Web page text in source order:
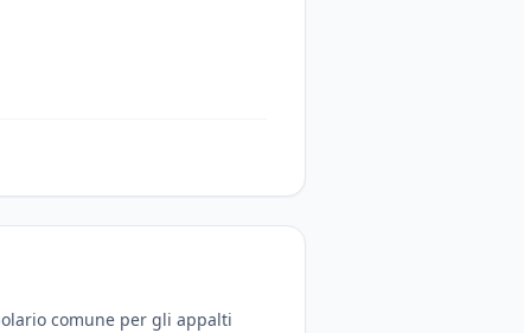
comune per gli appalti